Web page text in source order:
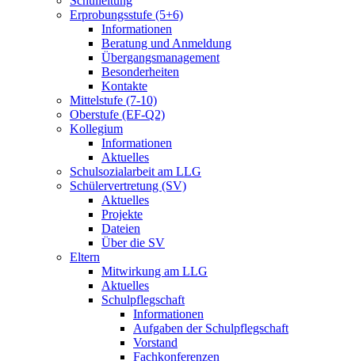
Erprobungsstufe (5+6)
Informationen
Beratung und Anmeldung
Übergangsmanagement
Besonderheiten
Kontakte
Mittelstufe (7-10)
Oberstufe (EF-Q2)
Kollegium
Informationen
Aktuelles
Schulsozialarbeit am LLG
Schülervertretung (SV)
Aktuelles
Projekte
Dateien
Über die SV
Eltern
Mitwirkung am LLG
Aktuelles
Schulpflegschaft
Informationen
Aufgaben der Schulpflegschaft
Vorstand
Fachkonferenzen